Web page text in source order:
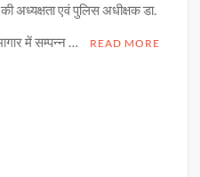
अध्यक्षता एवं पुलिस अधीक्षक डा.
में सम्पन्न …
READ MORE